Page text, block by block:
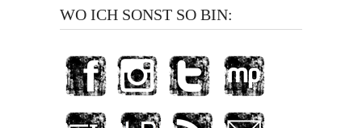
WO ICH SONST SO BIN: